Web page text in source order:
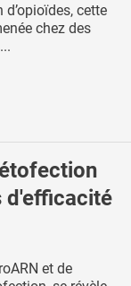
cette
chez des
d'efficacité
et de